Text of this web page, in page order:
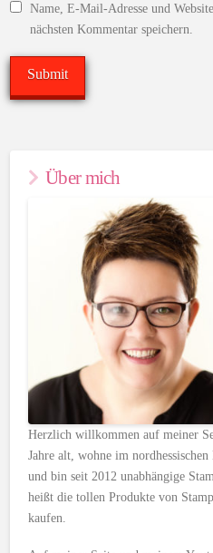
Name, E-Mail-Adresse und
nächsten Kommentar speichern.
Über mich
Herzlich willkommen auf meiner
Jahre alt, wohne im
und bin seit 2012 unabhängige
heißt die tollen Produkte von
kaufen.